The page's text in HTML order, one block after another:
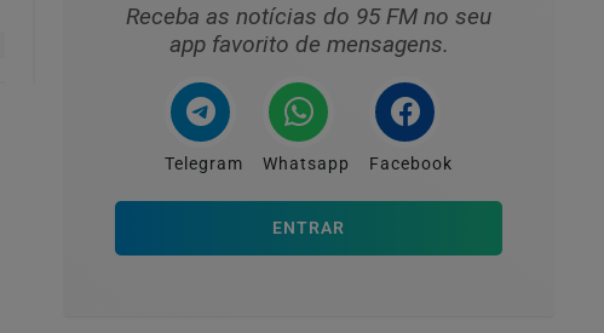
Receba as notícias do 95 FM no seu
app favorito de mensagens.
Telegram Whatsapp Facebook
ENTRAR